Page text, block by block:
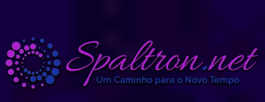
conteúdo